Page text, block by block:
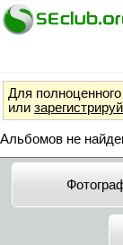
Для
или
Альбомов не